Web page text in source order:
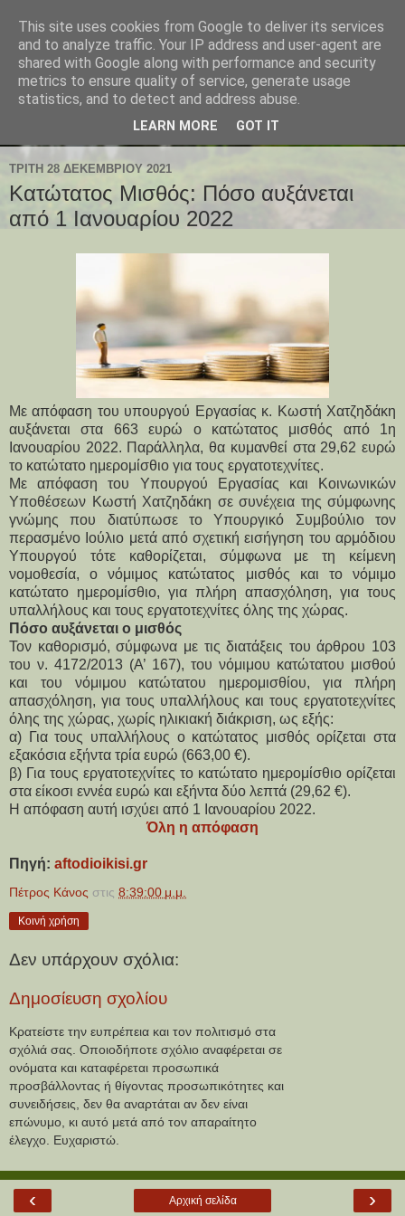
ΤΡΊΤΗ 28 ΔΕΚΕΜΒΡΊΟΥ 2021
Κατώτατος Μισθός: Πόσο αυξάνεται
από 1 Ιανουαρίου 2022
Με απόφαση του υπουργού Εργασίας κ. Κωστή Χατζηδάκη
αυξάνεται στα 663 ευρώ ο κατώτατος μισθός από 1η
Ιανουαρίου 2022. Παράλληλα, θα κυμανθεί στα 29,62 ευρώ
το κατώτατο ημερομίσθιο για τους εργατοτεχνίτες.
Με απόφαση του Υπουργού Εργασίας και Κοινωνικών
Υποθέσεων Κωστή Χατζηδάκη σε συνέχεια της σύμφωνης
γνώμης που διατύπωσε το Υπουργικό Συμβούλιο τον
περασμένο Ιούλιο μετά από σχετική εισήγηση του αρμόδιου
Υπουργού τότε καθορίζεται, σύμφωνα με τη κείμενη
νομοθεσία, ο νόμιμος κατώτατος μισθός και το νόμιμο
κατώτατο ημερομίσθιο, για πλήρη απασχόληση, για τους
υπαλλήλους και τους εργατοτεχνίτες όλης της χώρας.
Πόσο αυξάνεται ο μισθός
Τον καθορισμό, σύμφωνα με τις διατάξεις του άρθρου 103
του ν. 4172/2013 (Α’ 167), του νόμιμου κατώτατου μισθού
και του νόμιμου κατώτατου ημερομισθίου, για πλήρη
απασχόληση, για τους υπαλλήλους και τους εργατοτεχνίτες
όλης της χώρας, χωρίς ηλικιακή διάκριση, ως εξής:
α) Για τους υπαλλήλους ο κατώτατος μισθός ορίζεται στα
εξακόσια εξήντα τρία ευρώ (663,00 €).
β) Για τους εργατοτεχνίτες το κατώτατο ημερομίσθιο ορίζεται
στα είκοσι εννέα ευρώ και εξήντα δύο λεπτά (29,62 €).
Η απόφαση αυτή ισχύει από 1 Ιανουαρίου 2022.
Όλη η απόφαση
Πηγή: aftodioikisi.gr
Πέτρος Κάνος στις 8:39:00 μ.μ.
Κοινή χρήση
Δεν υπάρχουν σχόλια:
Δημοσίευση σχολίου
Κρατείστε την ευπρέπεια και τον πολιτισμό στα
σχόλιά σας. Οποιοδήποτε σχόλιο αναφέρεται σε
ονόματα και καταφέρεται προσωπικά
προσβάλλοντας ή θίγοντας προσωπικότητες και
συνειδήσεις, δεν θα αναρτάται αν δεν είναι
επώνυμο, κι αυτό μετά από τον απαραίτητο
έλεγχο. Ευχαριστώ.
‹ ›
Αρχική σελίδα
This site uses cookies from Google to deliver its services
and to analyze traffic. Your IP address and user-agent are
shared with Google along with performance and security
metrics to ensure quality of service, generate usage
statistics, and to detect and address abuse.
LEARN MORE GOT IT